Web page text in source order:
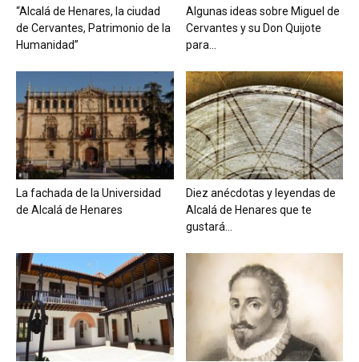
“Alcalá de Henares, la ciudad
de Cervantes, Patrimonio de la
Humanidad”
Algunas ideas sobre Miguel de
Cervantes y su Don Quijote
para...
La fachada de la Universidad
de Alcalá de Henares
Diez anécdotas y leyendas de
Alcalá de Henares que te
gustará...